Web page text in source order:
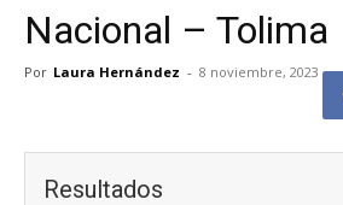
Nacional – Tolima
Por Laura Hernández - 8 noviembre, 2023
Resultados